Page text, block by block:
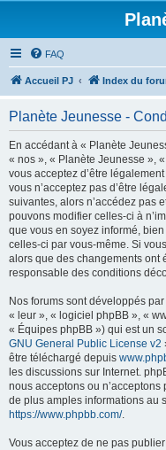
FAQ
Accueil PJ Index du
Planète Jeunesse -
En accédant à « Planète
« nos », « Planète Jeunesse »,
vous acceptez d’être
vous n’acceptez pas d’être
suivantes, alors n’accédez pas
pouvons modifier celles-ci à
que vous en soyez informé,
celles-ci par vous-même. Si
alors que des changements ont
responsable des conditions
Nos forums sont développés
« leur », « logiciel phpBB », «
« Équipes phpBB ») qui est un
GNU General Public License v2
être téléchargé depuis
les discussions sur Internet.
nous acceptons ou
de plus amples informations au
https://www.phpbb.com/.
Vous acceptez de ne pas